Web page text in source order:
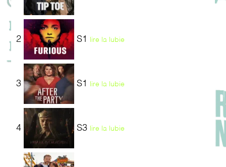
2 S1 lire la lubie
3 S1 lire la lubie
4 S3 lire la lubie